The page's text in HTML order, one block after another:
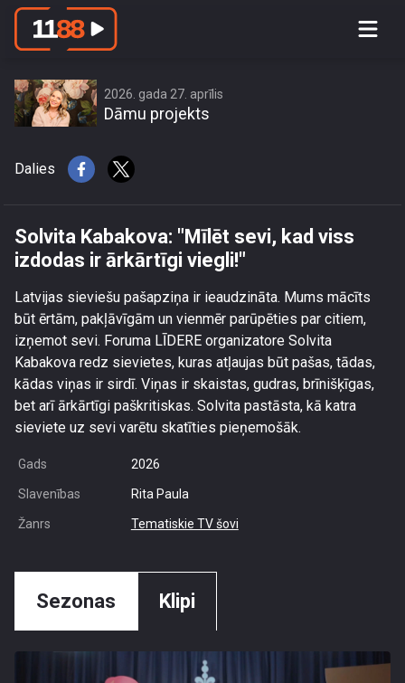
Solvita Kabakova: \"Mīlēt sevi, kad
2026. gada 27. aprīlis
Dāmu projekts
Dalies
Solvita Kabakova: "Mīlēt sevi, kad viss
izdodas ir ārkārtīgi viegli!"
Latvijas sieviešu pašapziņa ir ieaudzināta. Mums mācīts
būt ērtām, pakļāvīgām un vienmēr parūpēties par citiem,
izņemot sevi. Foruma LĪDERE organizatore Solvita
Kabakova redz sievietes, kuras atļaujas būt pašas, tādas,
kādas viņas ir sirdī. Viņas ir skaistas, gudras, brīnišķīgas,
bet arī ārkārtīgi paškritiskas. Solvita pastāsta, kā katra
sieviete uz sevi varētu skatīties pieņemošāk.
Gads 2026
Slavenības Rita Paula
Žanrs Tematiskie TV šovi
Sezonas Klipi